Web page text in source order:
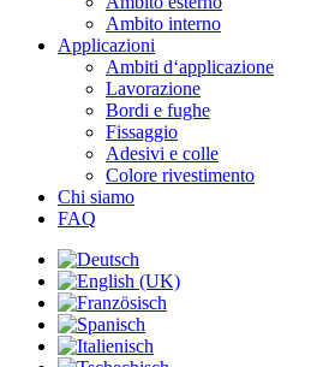
Ambito interno
Applicazioni
Ambiti d‘applicazione
Lavorazione
Bordi e fughe
Fissaggio
Adesivi e colle
Colore rivestimento
Chi siamo
FAQ